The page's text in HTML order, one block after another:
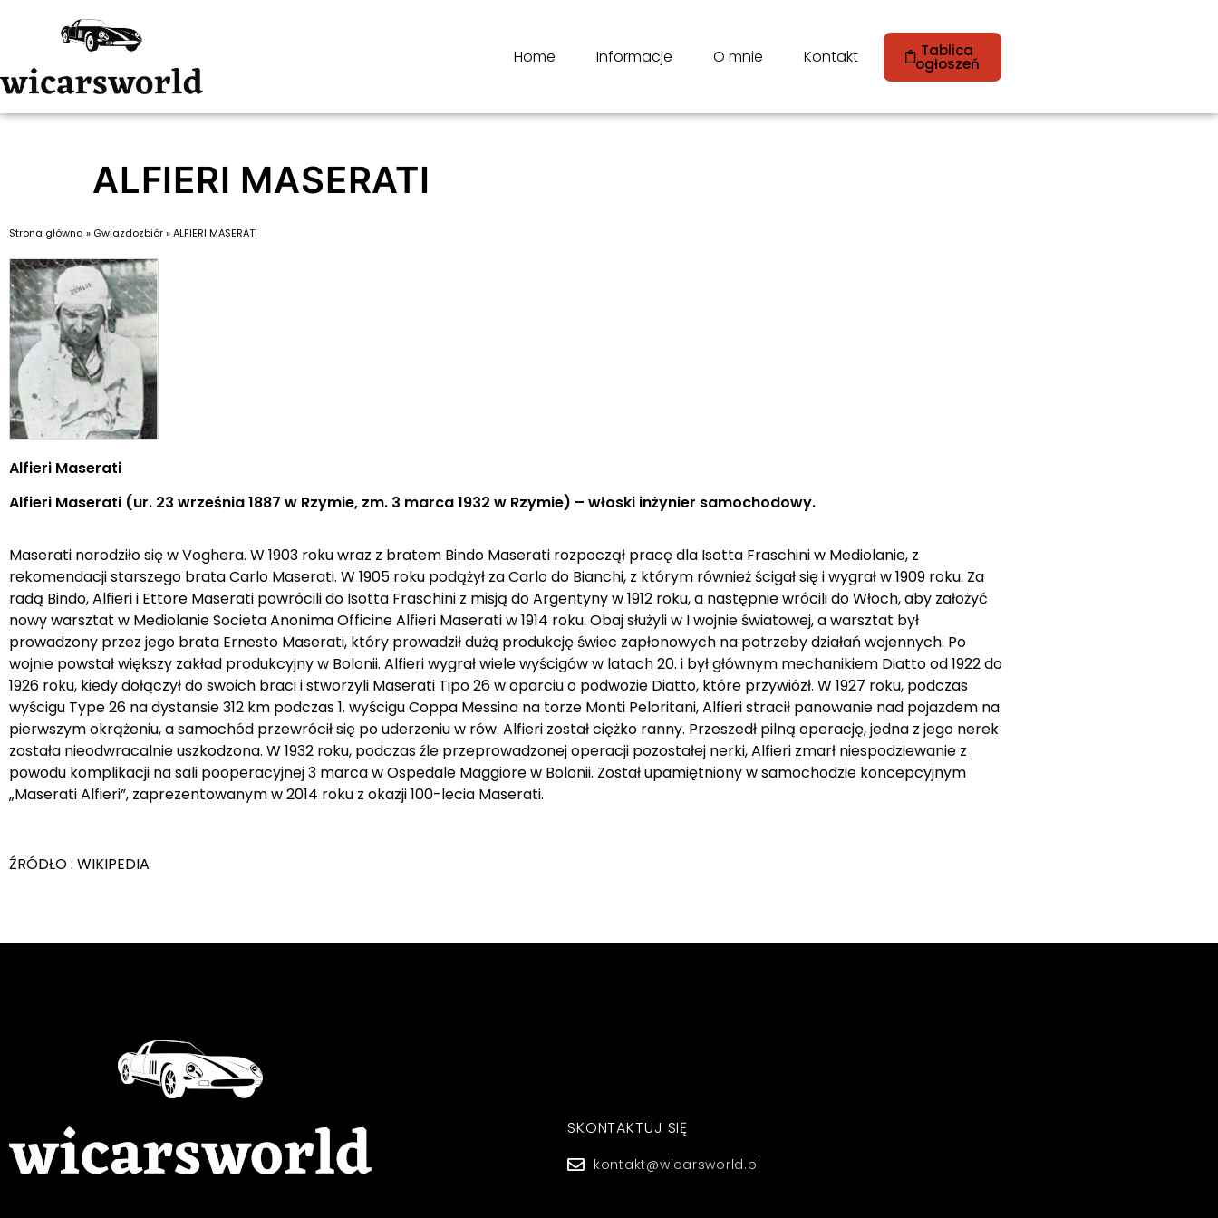
Home Informacje O mnie Kontakt Tablica
ogłoszeń
ALFIERI MASERATI
Strona główna » Gwiazdozbiór»ALFIERI MASERATI
Alfieri Maserati
Alfieri Maserati (ur. 23 września 1887 w Rzymie, zm. 3 marca 1932 w Rzymie) – włoski inżynier samochodowy.
Maserati narodziło się w Voghera. W 1903 roku wraz z bratem Bindo Maserati rozpoczął pracę dla Isotta Fraschini w Mediolanie, z
rekomendacji starszego brata Carlo Maserati. W 1905 roku podążył za Carlo do Bianchi, z którym również ścigał się i wygrał w 1909 roku. Za
radą Bindo, Alfieri i Ettore Maserati powrócili do Isotta Fraschini z misją do Argentyny w 1912 roku, a następnie wrócili do Włoch, aby założyć
nowy warsztat w Mediolanie Societa Anonima Officine Alfieri Maserati w 1914 roku. Obaj służyli w I wojnie światowej, a warsztat był
prowadzony przez jego brata Ernesto Maserati, który prowadził dużą produkcję świec zapłonowych na potrzeby działań wojennych. Po
wojnie powstał większy zakład produkcyjny w Bolonii. Alfieri wygrał wiele wyścigów w latach 20. i był głównym mechanikiem Diatto od 1922 do
1926 roku, kiedy dołączył do swoich braci i stworzyli Maserati Tipo 26 w oparciu o podwozie Diatto, które przywiózł. W 1927 roku, podczas
wyścigu Type 26 na dystansie 312 km podczas 1. wyścigu Coppa Messina na torze Monti Peloritani, Alfieri stracił panowanie nad pojazdem na
pierwszym okrążeniu, a samochód przewrócił się po uderzeniu w rów. Alfieri został ciężko ranny. Przeszedł pilną operację, jedna z jego nerek
została nieodwracalnie uszkodzona. W 1932 roku, podczas źle przeprowadzonej operacji pozostałej nerki, Alfieri zmarł niespodziewanie z
powodu komplikacji na sali pooperacyjnej 3 marca w Ospedale Maggiore w Bolonii. Został upamiętniony w samochodzie koncepcyjnym
„Maserati Alfieri”, zaprezentowanym w 2014 roku z okazji 100-lecia Maserati.
ŹRÓDŁO : WIKIPEDIA
SKONTAKTUJ SIĘ
kontakt@wicarsworld.pl